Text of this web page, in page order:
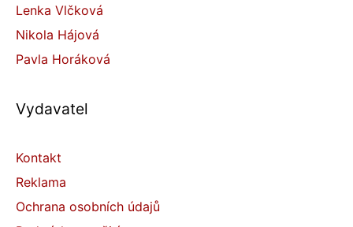
Lenka Vlčková
Nikola Hájová
Pavla Horáková
Vydavatel
Kontakt
Reklama
Ochrana osobních údajů